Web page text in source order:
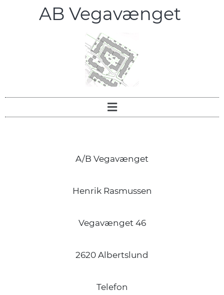
AB Vegavænget
A/B Vegavænget
Henrik Rasmussen
Vegavænget 46
2620 Albertslund
Telefon